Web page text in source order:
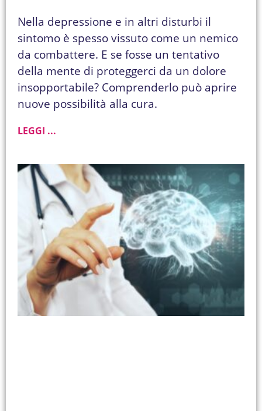
Nella depressione e in altri disturbi il
sintomo è spesso vissuto come un nemico
da combattere. E se fosse un tentativo
della mente di proteggerci da un dolore
insopportabile? Comprenderlo può aprire
nuove possibilità alla cura.
LEGGI ...